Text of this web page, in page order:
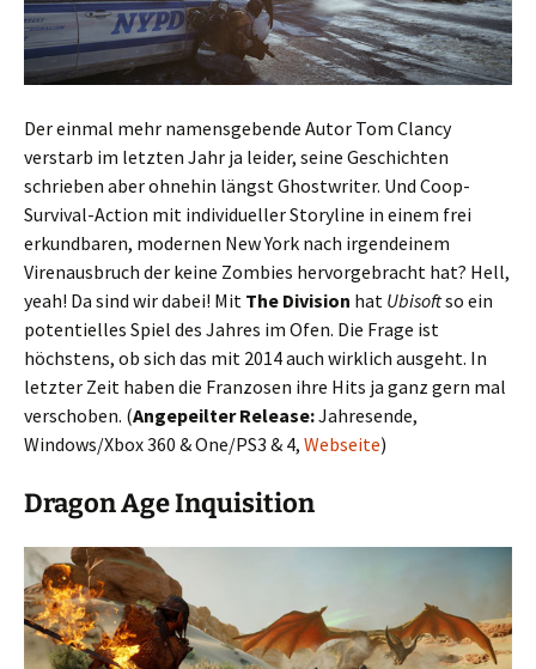
Der einmal mehr namensgebende Autor Tom Clancy
verstarb im letzten Jahr ja leider, seine Geschichten
schrieben aber ohnehin längst Ghostwriter. Und Coop-
Survival-Action mit individueller Storyline in einem frei
erkundbaren, modernen New York nach irgendeinem
Virenausbruch der keine Zombies hervorgebracht hat? Hell,
yeah! Da sind wir dabei! Mit The Division hat Ubisoftso ein
potentielles Spiel des Jahres im Ofen. Die Frage ist
höchstens, ob sich das mit 2014 auch wirklich ausgeht. In
letzter Zeit haben die Franzosen ihre Hits ja ganz gern mal
verschoben. (Angepeilter Release:Jahresende,
Windows/Xbox 360 & One/PS3 & 4, Webseite)
Dragon Age Inquisition